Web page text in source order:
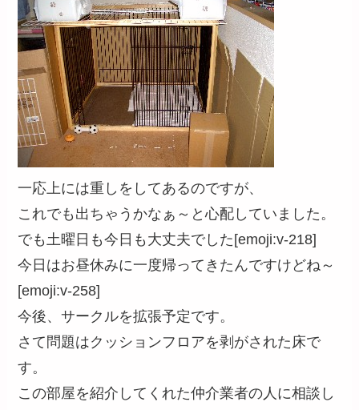
一応上には重しをしてあるのですが、
これでも出ちゃうかなぁ～と心配していました。
でも土曜日も今日も大丈夫でした[emoji:v-218]
今日はお昼休みに一度帰ってきたんですけどね～
[emoji:v-258]
今後、サークルを拡張予定です。
さて問題はクッションフロアを剥がされた床で
す。
この部屋を紹介してくれた仲介業者の人に相談し